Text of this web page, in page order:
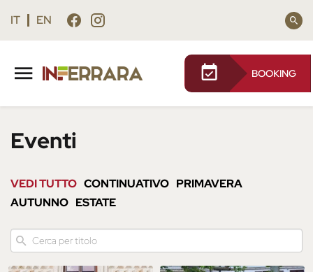
principale
IT EN
BOOKING
Eventi
VEDI TUTTO CONTINUATIVO PRIMAVERA
AUTUNNO ESTATE